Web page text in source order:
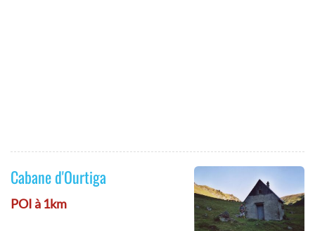
Cabane d'Ourtiga
POI à 1km